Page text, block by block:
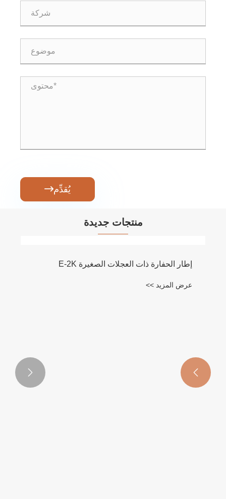
يُقدِّم
منتجات جديدة
إطار الحفارة ذات العجلات الصغيرة E-2K
عرض المزيد >>

